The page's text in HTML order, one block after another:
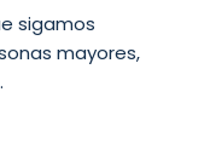
sigamos
mayores,
.